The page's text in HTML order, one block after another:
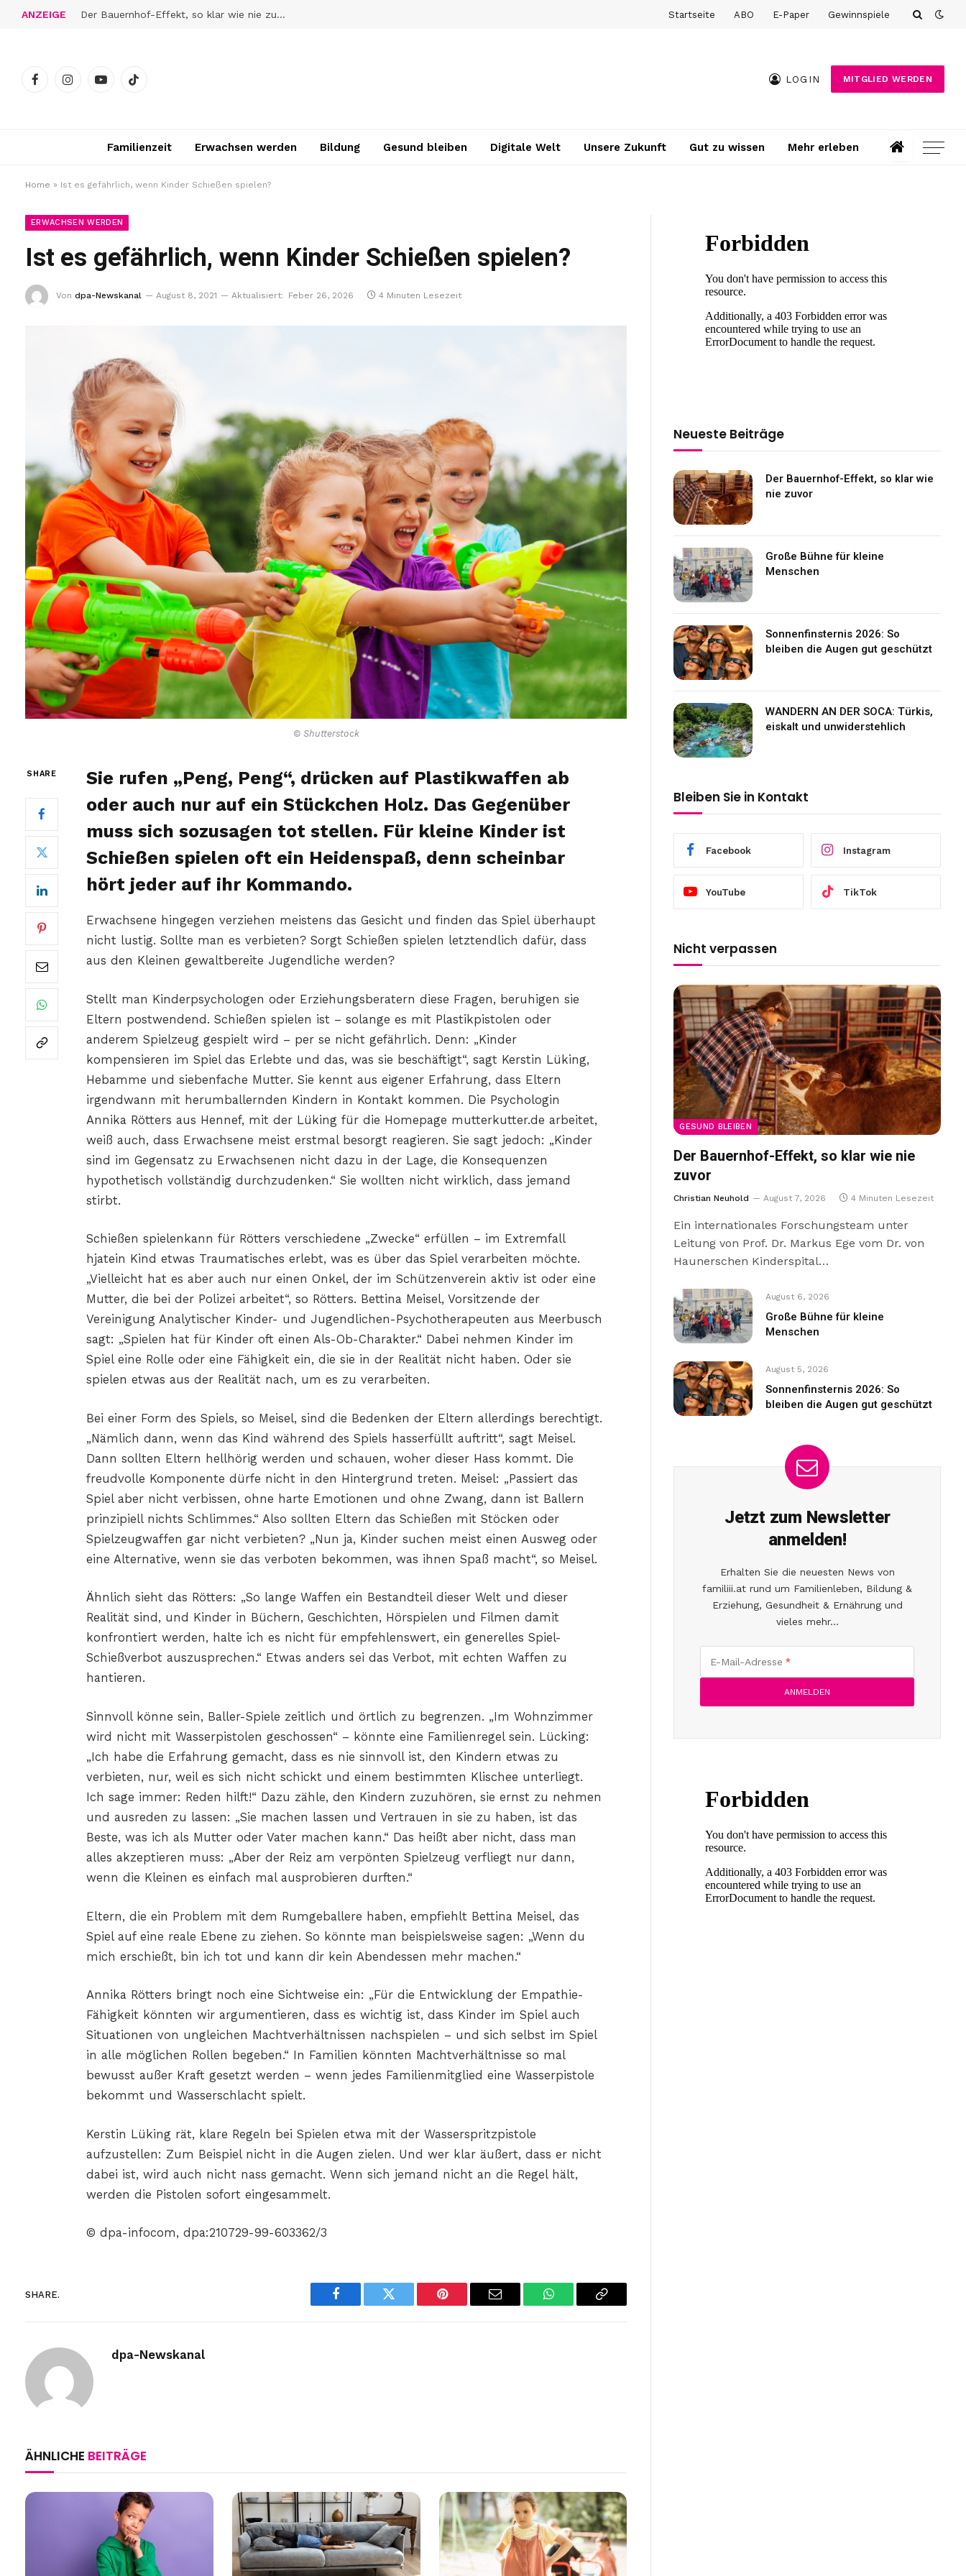
ANZEIGE Der Bauernhof-Effekt, so klar wie nie zuvor Startseite ABO E-Paper Gewinnspiele
FacebookInstagramYouTubeTikTok
LOGIN MITGLIED WERDEN
Familienzeit Erwachsen werden Bildung Gesund bleiben Digitale Welt Unsere Zukunft Gut zu wissen Mehr erleben
Home » Ist es gefährlich, wenn Kinder Schießen spielen?
ERWACHSEN WERDEN
Ist es gefährlich, wenn Kinder Schießen spielen?
Von dpa-Newskanal August 8, 2021 Aktualisiert: Feber 26, 2026 4 Minuten Lesezeit
© Shutterstock
SHARE
Sie rufen „Peng, Peng“, drücken auf Plastikwaffen ab
oder auch nur auf ein Stückchen Holz. Das Gegenüber
muss sich sozusagen tot stellen. Für kleine Kinder ist
Schießen spielen oft ein Heidenspaß, denn scheinbar
hört jeder auf ihr Kommando.
Erwachsene hingegen verziehen meistens das Gesicht und finden das Spiel überhaupt
nicht lustig. Sollte man es verbieten? Sorgt Schießen spielen letztendlich dafür, dass
aus den Kleinen gewaltbereite Jugendliche werden?
Stellt man Kinderpsychologen oder Erziehungsberatern diese Fragen, beruhigen sie
Eltern postwendend. Schießen spielen ist – solange es mit Plastikpistolen oder
anderem Spielzeug gespielt wird – per se nicht gefährlich. Denn: „Kinder
kompensieren im Spiel das Erlebte und das, was sie beschäftigt“, sagt Kerstin Lüking,
Hebamme und siebenfache Mutter. Sie kennt aus eigener Erfahrung, dass Eltern
irgendwann mit herumballernden Kindern in Kontakt kommen. Die Psychologin
Annika Rötters aus Hennef, mit der Lüking für die Homepage mutterkutter.de arbeitet,
weiß auch, dass Erwachsene meist erstmal besorgt reagieren. Sie sagt jedoch: „Kinder
sind im Gegensatz zu Erwachsenen nicht dazu in der Lage, die Konsequenzen
hypothetisch vollständig durchzudenken.“ Sie wollten nicht wirklich, dass jemand
stirbt.
Schießen spielenkann für Rötters verschiedene „Zwecke“ erfüllen – im Extremfall
hjatein Kind etwas Traumatisches erlebt, was es über das Spiel verarbeiten möchte.
„Vielleicht hat es aber auch nur einen Onkel, der im Schützenverein aktiv ist oder eine
Mutter, die bei der Polizei arbeitet“, so Rötters. Bettina Meisel, Vorsitzende der
Vereinigung Analytischer Kinder- und Jugendlichen-Psychotherapeuten aus Meerbusch
sagt: „Spielen hat für Kinder oft einen Als-Ob-Charakter.“ Dabei nehmen Kinder im
Spiel eine Rolle oder eine Fähigkeit ein, die sie in der Realität nicht haben. Oder sie
spielen etwas aus der Realität nach, um es zu verarbeiten.
Bei einer Form des Spiels, so Meisel, sind die Bedenken der Eltern allerdings berechtigt.
„Nämlich dann, wenn das Kind während des Spiels hasserfüllt auftritt“, sagt Meisel.
Dann sollten Eltern hellhörig werden und schauen, woher dieser Hass kommt. Die
freudvolle Komponente dürfe nicht in den Hintergrund treten. Meisel: „Passiert das
Spiel aber nicht verbissen, ohne harte Emotionen und ohne Zwang, dann ist Ballern
prinzipiell nichts Schlimmes.“ Also sollten Eltern das Schießen mit Stöcken oder
Spielzeugwaffen gar nicht verbieten? „Nun ja, Kinder suchen meist einen Ausweg oder
eine Alternative, wenn sie das verboten bekommen, was ihnen Spaß macht“, so Meisel.
Ähnlich sieht das Rötters: „So lange Waffen ein Bestandteil dieser Welt und dieser
Realität sind, und Kinder in Büchern, Geschichten, Hörspielen und Filmen damit
konfrontiert werden, halte ich es nicht für empfehlenswert, ein generelles Spiel-
Schießverbot auszusprechen.“ Etwas anders sei das Verbot, mit echten Waffen zu
hantieren.
Sinnvoll könne sein, Baller-Spiele zeitlich und örtlich zu begrenzen. „Im Wohnzimmer
wird nicht mit Wasserpistolen geschossen“ – könnte eine Familienregel sein. Lücking:
„Ich habe die Erfahrung gemacht, dass es nie sinnvoll ist, den Kindern etwas zu
verbieten, nur, weil es sich nicht schickt und einem bestimmten Klischee unterliegt.
Ich sage immer: Reden hilft!“ Dazu zähle, den Kindern zuzuhören, sie ernst zu nehmen
und ausreden zu lassen: „Sie machen lassen und Vertrauen in sie zu haben, ist das
Beste, was ich als Mutter oder Vater machen kann.“ Das heißt aber nicht, dass man
alles akzeptieren muss: „Aber der Reiz am verpönten Spielzeug verfliegt nur dann,
wenn die Kleinen es einfach mal ausprobieren durften.“
Eltern, die ein Problem mit dem Rumgeballere haben, empfiehlt Bettina Meisel, das
Spiel auf eine reale Ebene zu ziehen. So könnte man beispielsweise sagen: „Wenn du
mich erschießt, bin ich tot und kann dir kein Abendessen mehr machen.“
Annika Rötters bringt noch eine Sichtweise ein: „Für die Entwicklung der Empathie-
Fähigkeit könnten wir argumentieren, dass es wichtig ist, dass Kinder im Spiel auch
Situationen von ungleichen Machtverhältnissen nachspielen – und sich selbst im Spiel
in alle möglichen Rollen begeben.“ In Familien könnten Machtverhältnisse so mal
bewusst außer Kraft gesetzt werden – wenn jedes Familienmitglied eine Wasserpistole
bekommt und Wasserschlacht spielt.
Kerstin Lüking rät, klare Regeln bei Spielen etwa mit der Wasserspritzpistole
aufzustellen: Zum Beispiel nicht in die Augen zielen. Und wer klar äußert, dass er nicht
dabei ist, wird auch nicht nass gemacht. Wenn sich jemand nicht an die Regel hält,
werden die Pistolen sofort eingesammelt.
© dpa-infocom, dpa:210729-99-603362/3
SHARE.
Facebook Twitter Pinterest Email WhatsAppCopy
dpa-Newskanal
ÄHNLICHE BEITRÄGE
Neueste Beiträge
Der Bauernhof-Effekt, so klar wie
nie zuvor
Große Bühne für kleine
Menschen
Sonnenfinsternis 2026: So
bleiben die Augen gut geschützt
WANDERN AN DER SOCA: Türkis,
eiskalt und unwiderstehlich
Bleiben Sie in Kontakt
Facebook Instagram
YouTube TikTok
Nicht verpassen
GESUND BLEIBEN
Der Bauernhof-Effekt, so klar wie nie
zuvor
Christian Neuhold August 7, 2026 4 Minuten Lesezeit
Ein internationales Forschungsteam unter
Leitung von Prof. Dr. Markus Ege vom Dr. von
Haunerschen Kinderspital…
August 6, 2026
Große Bühne für kleine
Menschen
August 5, 2026
Sonnenfinsternis 2026: So
bleiben die Augen gut geschützt
Jetzt zum Newsletter
anmelden!
Erhalten Sie die neuesten News von
familiii.at rund um Familienleben, Bildung &
Erziehung, Gesundheit & Ernährung und
vieles mehr...
E-Mail-Adresse